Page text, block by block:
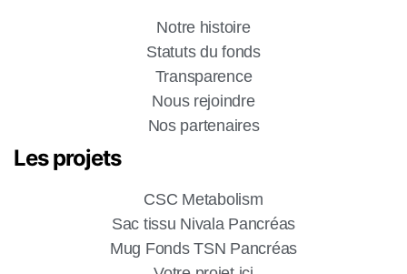
Notre histoire
Statuts du fonds
Transparence
Nous rejoindre
Nos partenaires
Les projets
CSC Metabolism
Sac tissu Nivala Pancréas
Mug Fonds TSN Pancréas